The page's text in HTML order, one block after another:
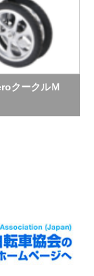
クークルＭ